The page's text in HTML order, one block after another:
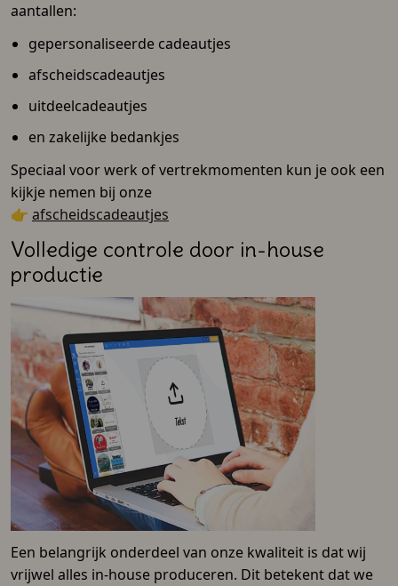
aantallen:
gepersonaliseerde cadeautjes
afscheidscadeautjes
uitdeelcadeautjes
en zakelijke bedankjes
Speciaal voor werk of vertrekmomenten kun je ook een
kijkje nemen bij onze
👉 afscheidscadeautjes
Volledige controle door in-house
productie
Een belangrijk onderdeel van onze kwaliteit is dat wij
vrijwel alles in-house produceren. Dit betekent dat we